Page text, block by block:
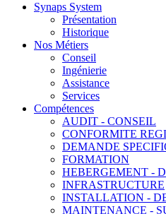
Synaps System
Présentation
Historique
Nos Métiers
Conseil
Ingénierie
Assistance
Services
Compétences
AUDIT - CONSEIL
CONFORMITE
DEMANDE
FORMATION
HEBERGEMENT -
INFRASTRUCTURE
INSTALLATION -
MAINTENANCE -